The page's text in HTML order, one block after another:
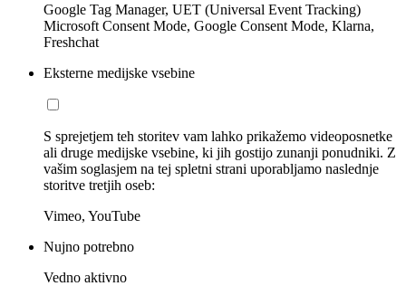
Google Tag Manager, UET (Universal Event Tracking)
Microsoft Consent Mode, Google Consent Mode, Klarna,
Freshchat
Eksterne medijske vsebine
S sprejetjem teh storitev vam lahko prikažemo videoposnetke
ali druge medijske vsebine, ki jih gostijo zunanji ponudniki. Z
vašim soglasjem na tej spletni strani uporabljamo naslednje
storitve tretjih oseb:
Vimeo, YouTube
Nujno potrebno
Vedno aktivno